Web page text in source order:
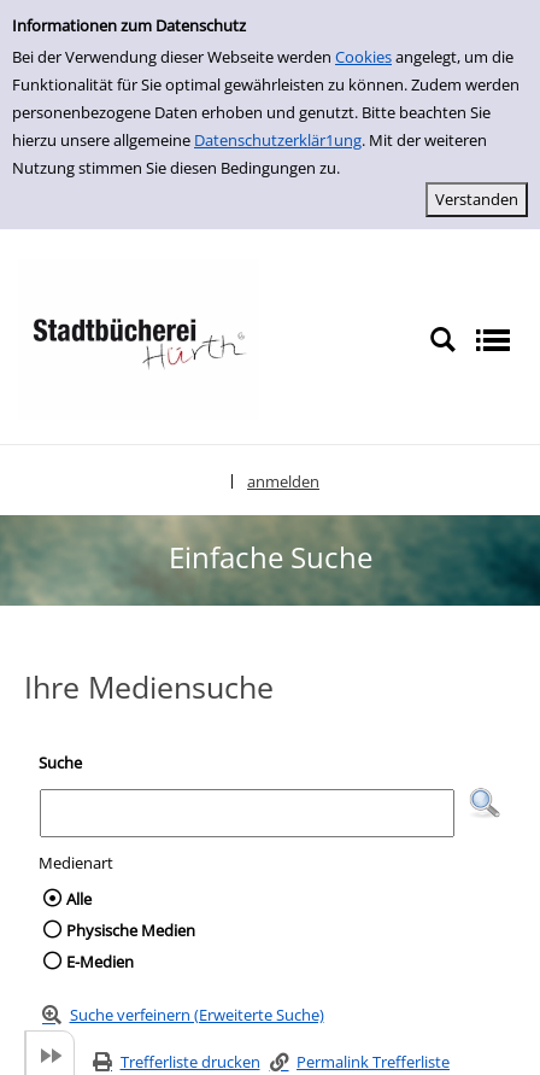
Einfache Suche
Informationen zum Datenschutz
Bei der Verwendung dieser Webseite werden Cookiesangelegt, um die
Funktionalität für Sie optimal gewährleisten zu können. Zudem werden
personenbezogene Daten erhoben und genutzt. Bitte beachten Sie
hierzu unsere allgemeine Datenschutzerklär1ung. Mit der weiteren
Nutzung stimmen Sie diesen Bedingungen zu.
zur Navigation springen
zum Inhalt springen
Zu den Suchfiltern springen
Zur Trefferliste springen
anmelden
Einfache Suche
Ihre Mediensuche
Suche
Medienart
Wählen Sie die Medienart nach der Sie
Alle
Physische Medien
E-Medien
Suche verfeinern (Erweiterte Suche)
Trefferliste drucken
Permalink Trefferliste